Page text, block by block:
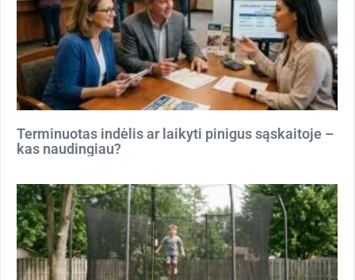
Terminuotas indėlis ar laikyti pinigus sąskaitoje –
kas naudingiau?